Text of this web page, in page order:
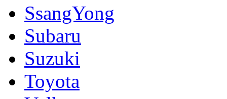
SsangYong
Subaru
Suzuki
Toyota